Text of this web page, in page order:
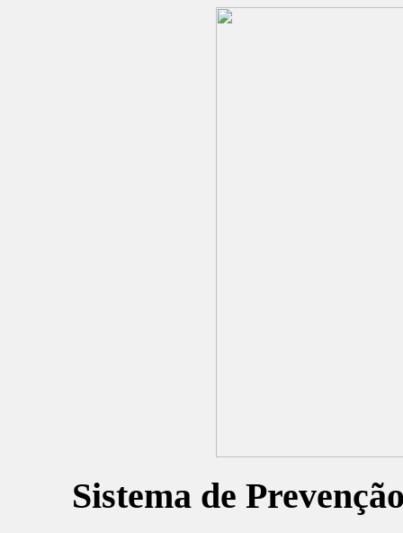
Sistema de